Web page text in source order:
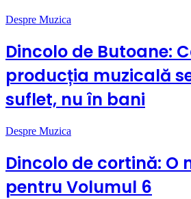
Despre Muzica
Dincolo de Butoane:
producția muzicală
suflet, nu în bani
Despre Muzica
Dincolo de cortină: O
pentru Volumul 6